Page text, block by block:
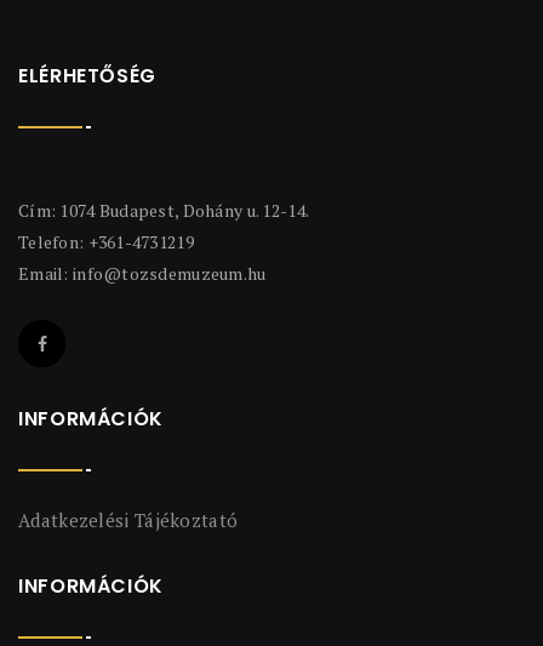
ELÉRHETŐSÉG
Cím: 1074 Budapest, Dohány u. 12-14.
Telefon: +361-4731219
Email: info@tozsdemuzeum.hu
INFORMÁCIÓK
Adatkezelési Tájékoztató
INFORMÁCIÓK